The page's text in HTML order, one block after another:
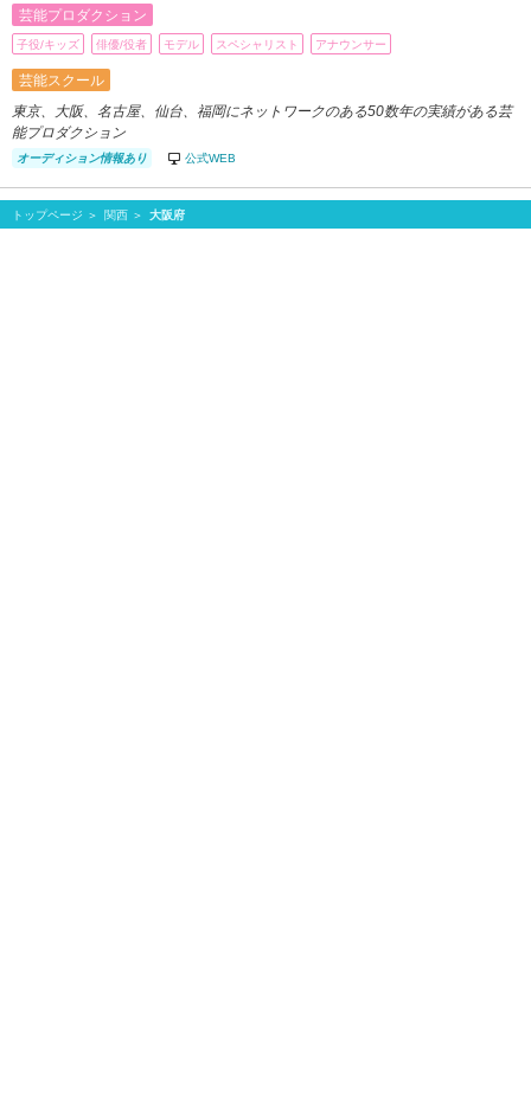
芸能プロダクション
子役/キッズ 俳優/役者 モデル スペシャリスト アナウンサー
芸能スクール
東京、大阪、名古屋、仙台、福岡にネットワークのある50数年の実績がある芸
能プロダクション
オーディション情報あり 公式WEB
トップページ 関西 大阪府